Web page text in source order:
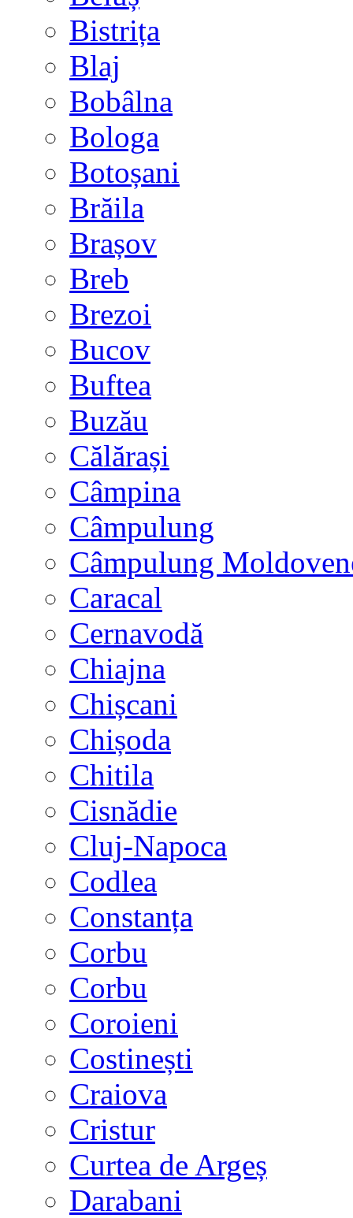
Bistrița
Blaj
Bobâlna
Bologa
Botoșani
Brăila
Brașov
Breb
Brezoi
Bucov
Buftea
Buzău
Călărași
Câmpina
Câmpulung
Câmpulung
Caracal
Cernavodă
Chiajna
Chișcani
Chișoda
Chitila
Cisnădie
Cluj-Napoca
Codlea
Constanța
Corbu
Corbu
Coroieni
Costinești
Craiova
Cristur
Curtea de Argeș
Darabani